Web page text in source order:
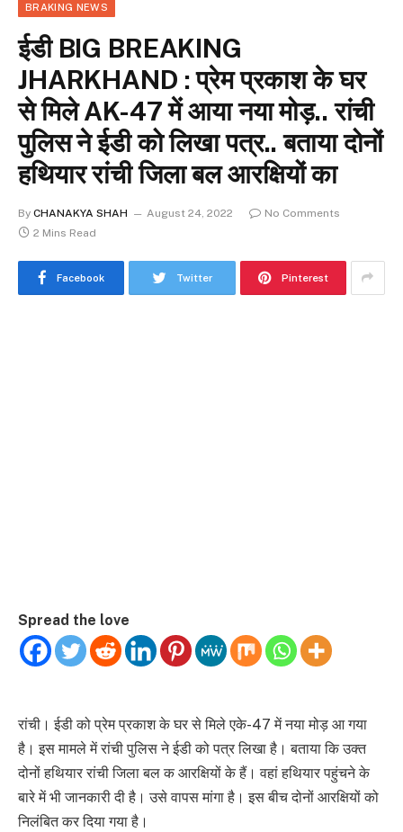
BRAKING NEWS
ईडी BIG BREAKING
JHARKHAND : प्रेम प्रकाश के घर
से मिले AK-47 में आया नया मोड़.. रांची
पुलिस ने ईडी को लिखा पत्र.. बताया दोनों
हथियार रांची जिला बल आरक्षियों का
By CHANAKYA SHAH August 24, 2022
No Comments
2 Mins Read
Facebook Twitter Pinterest
Spread the love
रांची। ईडी को प्रेम प्रकाश के घर से मिले एके-47 में नया मोड़ आ गया
है। इस मामले में रांची पुलिस ने ईडी को पत्र लिखा है। बताया कि उक्‍त
दोनों हथियार रांची जिला बल क आरक्षियों के हैं। वहां हथियार पहुंचने के
बारे में भी जानकारी दी है। उसे वापस मांगा है। इस बीच दोनों आरक्षियों को
निलंबित कर दिया गया है।